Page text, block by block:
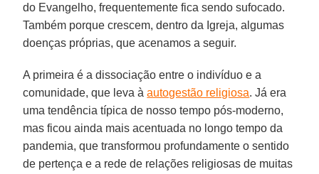
do Evangelho, frequentemente fica sendo sufocado.
Também porque crescem, dentro da Igreja, algumas
doenças próprias, que acenamos a seguir.
A primeira é a dissociação entre o indivíduo e a
comunidade, que leva àautogestão religiosa. Já era
uma tendência típica de nosso tempo pós-moderno,
mas ficou ainda mais acentuada no longo tempo da
pandemia, que transformou profundamente o sentido
de pertença e a rede de relações religiosas de muitas